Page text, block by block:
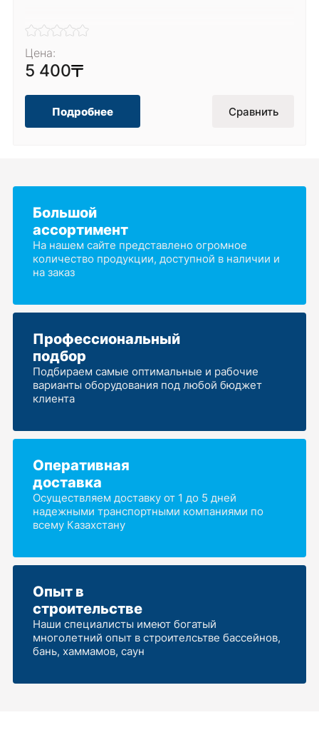
Цена:
5 400
Подробнее Сравнить
Большой
ассортимент
На нашем сайте представлено огромное
количество продукции, доступной в наличии и
на заказ
Профессиональный
подбор
Подбираем самые оптимальные и рабочие
варианты оборудования под любой бюджет
клиента
Оперативная
доставка
Осуществляем доставку от 1 до 5 дней
надежными транспортными компаниями по
всему Казахстану
Опыт в
строительстве
Наши специалисты имеют богатый
многолетний опыт в строителсьтве бассейнов,
бань, хаммамов, саун